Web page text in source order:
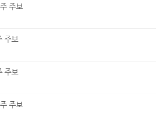
주보
주보
주보
주보